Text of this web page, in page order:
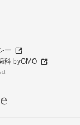
ー
科 byGMO